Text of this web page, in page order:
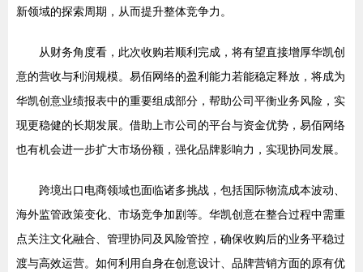
新领域的探索周期，从而提升整体竞争力。
从财务角度看，此次收购若顺利完成，将有望直接增厚华凯创
意的营收与利润规模。易佰网络的盈利能力若能稳定释放，将成为
华凯创意业绩报表中的重要组成部分，帮助公司平衡业务风险，实
现更稳健的长期发展。借助上市公司的平台与资金优势，易佰网络
也有机会进一步扩大市场份额，强化品牌影响力，实现协同发展。
跨境出口电商领域也面临诸多挑战，包括国际物流成本波动、
海外监管政策变化、市场竞争加剧等。华凯创意在整合过程中需重
点关注文化融合、管理协同及风险管控，确保收购后的业务平稳过
渡与高效运营。如何利用自身在创意设计、品牌营销方面的原有优